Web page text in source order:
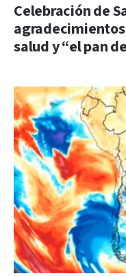
Celebración de
salud y “el pan